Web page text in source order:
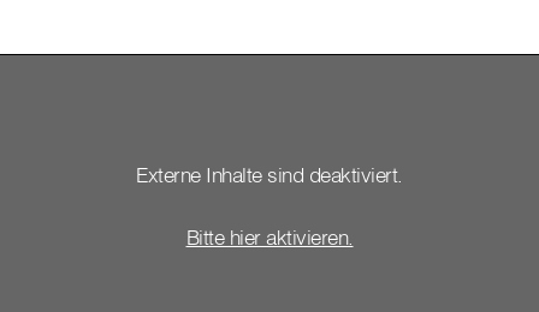
Externe Inhalte sind deaktiviert.
Bitte hier aktivieren.